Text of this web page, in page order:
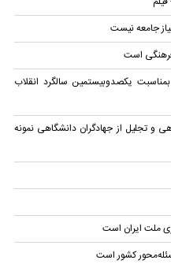
جامعه نیست
است
یکصدوبیستمین سالگرد انقلاب
و تجلیل از جهادگران دانشگاهی نمونه
ملت ایران است
کشور است